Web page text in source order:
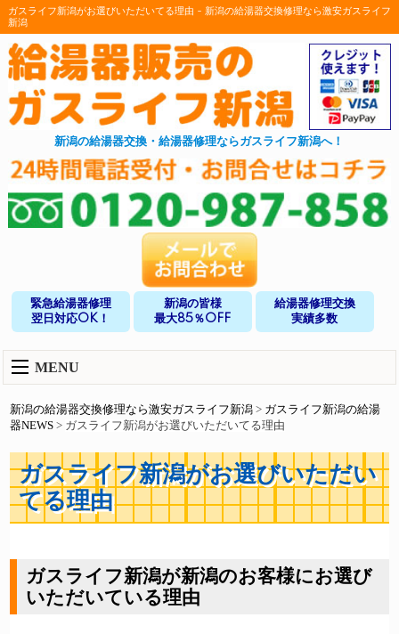
ガスライフ新潟がお選びいただいてる理由 - 新潟の給湯器交換修理なら激安ガスライフ
新潟
新潟の給湯器交換・給湯器修理ならガスライフ新潟へ！
緊急給湯器修理
翌日対応OK！
新潟の皆様
最大85％OFF
給湯器修理交換
実績多数
MENU
新潟の給湯器交換修理なら激安ガスライフ新潟 > ガスライフ新潟の給湯
器NEWS > ガスライフ新潟がお選びいただいてる理由
ガスライフ新潟がお選びいただい
てる理由
ガスライフ新潟が新潟のお客様にお選び
いただいている理由